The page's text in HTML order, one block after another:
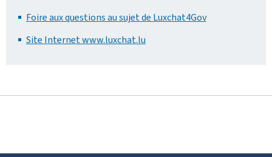
Foire aux questions au sujet de Luxchat4Gov
Site Internet www.luxchat.lu